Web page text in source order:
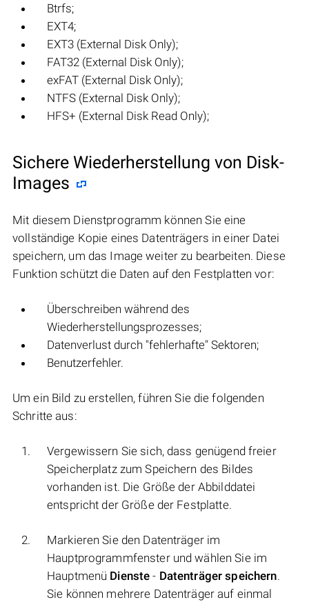
Btrfs;
EXT4;
EXT3 (External Disk Only);
FAT32 (External Disk Only);
exFAT (External Disk Only);
NTFS (External Disk Only);
HFS+ (External Disk Read Only);
Sichere Wiederherstellung von Disk-
Images
Mit diesem Dienstprogramm können Sie eine
vollständige Kopie eines Datenträgers in einer Datei
speichern, um das Image weiter zu bearbeiten. Diese
Funktion schützt die Daten auf den Festplatten vor:
Überschreiben während des
Wiederherstellungsprozesses;
Datenverlust durch "fehlerhafte" Sektoren;
Benutzerfehler.
Um ein Bild zu erstellen, führen Sie die folgenden
Schritte aus:
Vergewissern Sie sich, dass genügend freier
Speicherplatz zum Speichern des Bildes
vorhanden ist. Die Größe der Abbilddatei
entspricht der Größe der Festplatte.
Markieren Sie den Datenträger im
Hauptprogrammfenster und wählen Sie im
Hauptmenü Dienste - Datenträger speichern.
Sie können mehrere Datenträger auf einmal